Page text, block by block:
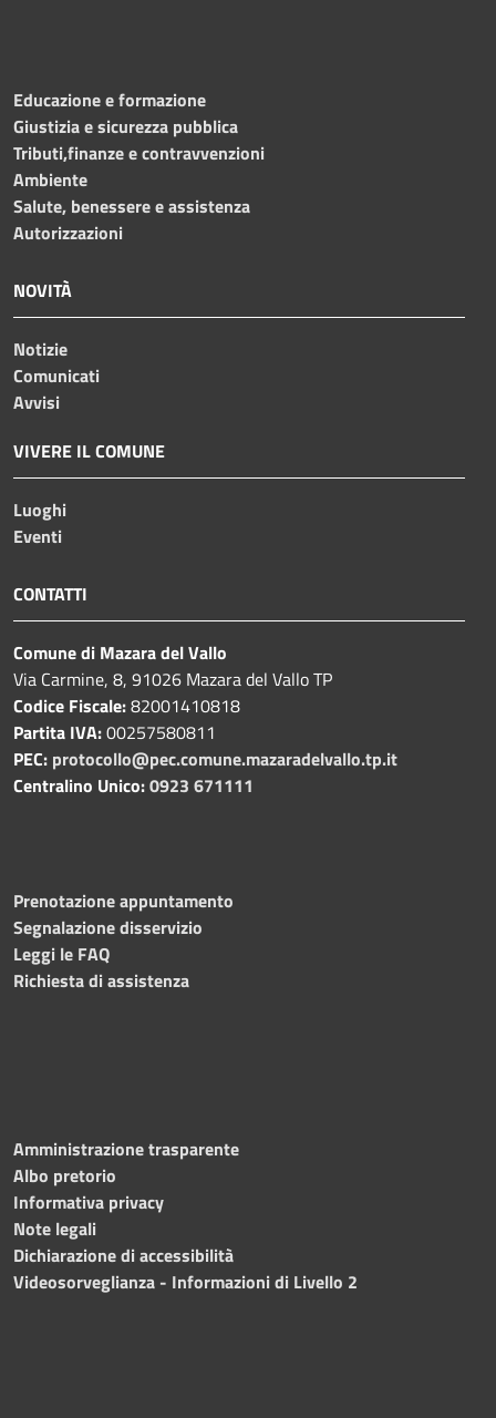
Educazione e formazione
Giustizia e sicurezza pubblica
Tributi,finanze e contravvenzioni
Ambiente
Salute, benessere e assistenza
Autorizzazioni
NOVITÀ
Notizie
Comunicati
Avvisi
VIVERE IL COMUNE
Luoghi
Eventi
CONTATTI
Comune di Mazara del Vallo
Via Carmine, 8, 91026 Mazara del Vallo TP
Codice Fiscale:82001410818
Partita IVA:00257580811
PEC: protocollo@pec.comune.mazaradelvallo.tp.it
Centralino Unico:0923 671111
Prenotazione appuntamento
Segnalazione disservizio
Leggi le FAQ
Richiesta di assistenza
Amministrazione trasparente
Albo pretorio
Informativa privacy
Note legali
Dichiarazione di accessibilità
Videosorveglianza - Informazioni di Livello 2